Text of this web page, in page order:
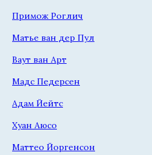
Примож Роглич
Матье ван дер Пул
Ваут ван Арт
Мадс Педерсен
Адам Йейтс
Хуан Аюсо
Маттео Йоргенсон